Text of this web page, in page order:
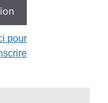
pour